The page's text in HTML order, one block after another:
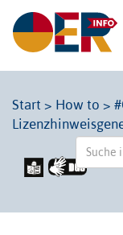
Start > How to >